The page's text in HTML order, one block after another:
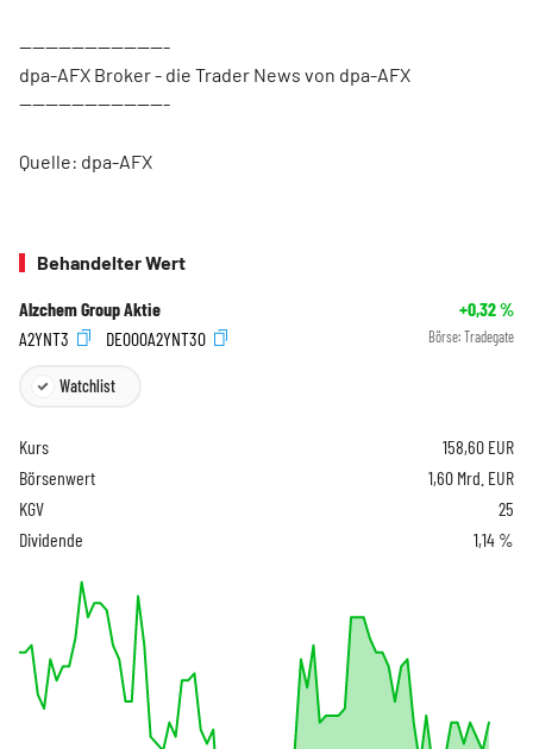
-----------------------
dpa-AFX Broker - die Trader News von dpa-AFX
-----------------------
Quelle: dpa-AFX
Behandelter Wert
Alzchem Group Aktie +0,32%
A2YNT3
DE000A2YNT30 Börse: Tradegate
Watchlist
Kurs 158,60 EUR
Börsenwert
1,60 Mrd. EUR
KGV
25
Dividende
1,14 %